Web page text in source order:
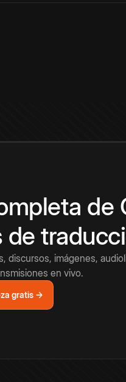
de
discursos, imágenes,
en vivo.
gratis →